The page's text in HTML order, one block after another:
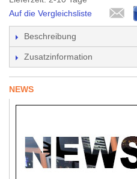
Auf die Vergleichsliste
Beschreibung
Zusatzinformation
NEWS